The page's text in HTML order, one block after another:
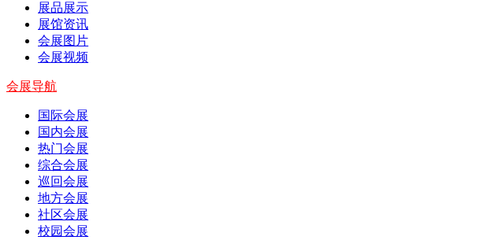
展品展示
展馆资讯
会展图片
会展视频
会展导航
国际会展
国内会展
热门会展
综合会展
巡回会展
地方会展
社区会展
校园会展